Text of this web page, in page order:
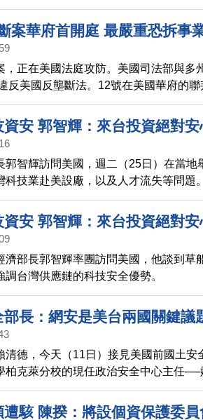
案華府首開庭 最嚴重恐拆事
，正在美國法庭攻防。美國司法部與多
反美國反壟斷法。12號在美國華府的
最糟將面臨公司拆解的命運。
資安 郭智輝：來台投資絕對安
郭智輝訪問美國，週二（25日）在當地
科技業赴美設廠，以及人才流失等問題
達、超微的執行長見面，郭智輝一一做
資安 郭智輝：來台投資絕對安
濟部長郭智輝率團訪問美國，他談到草
調台灣供應鏈的科技安全優勢。
長：網安是美台兩國關鍵議
清德，今天（11日）接見美國前國土安
柏克萊分校的現任政治安全中心主任──
謝娜波利塔諾，在任內將台灣納入美國
議將有助於台灣的資安發展。
遭駭 陳揆：將設個資保護委員